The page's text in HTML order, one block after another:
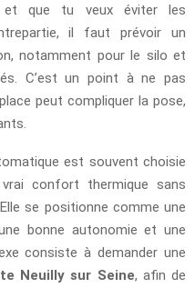
et que tu veux éviter les
il faut prévoir un
notamment pour le silo et
C’est un point à ne pas
peut compliquer la pose,
est souvent choisie
confort thermique sans
se positionne comme une
bonne autonomie et une
consiste à demander une
Neuilly sur Seine, afin de